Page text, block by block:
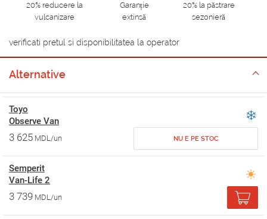
20% reducere la
vulcanizare
Garanție
extinsă
20% la păstrare
sezonieră
verificati pretul si disponibilitatea la operator
Alternative
Toyo
Observe Van
3 625 MDL/un NU E PE STOC
Semperit
Van-Life 2
3 739 MDL/un